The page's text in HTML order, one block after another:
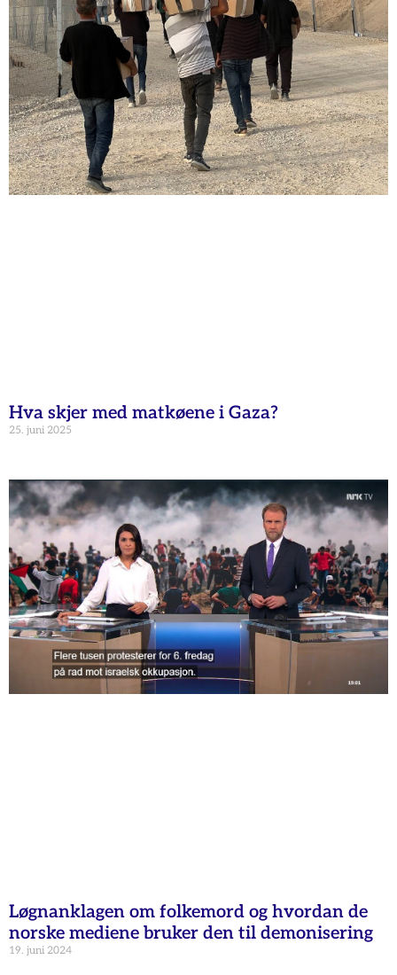
Hva skjer med matkøene i Gaza?
25. juni 2025
Løgnanklagen om folkemord og hvordan de
norske mediene bruker den til demonisering
19. juni 2024